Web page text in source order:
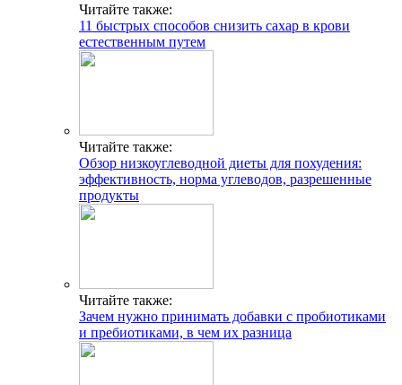
Читайте также:
11 быстрых способов снизить сахар в крови
естественным путем
Читайте также:
Обзор низкоуглеводной диеты для похудения:
эффективность, норма углеводов, разрешенные
продукты
Читайте также:
Зачем нужно принимать добавки с пробиотиками
и пребиотиками, в чем их разница